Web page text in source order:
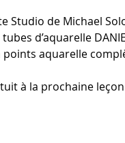
Studio de Michael
d’aquarelle
points aquarelle
à la prochaine